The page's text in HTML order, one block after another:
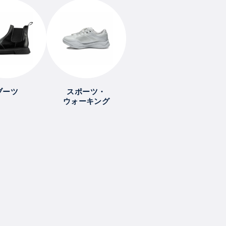
ーツ
スポーツ・
ウォーキング